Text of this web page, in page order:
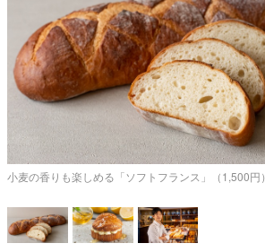
小麦の香りも楽しめる「ソフトフランス」（1,500円）